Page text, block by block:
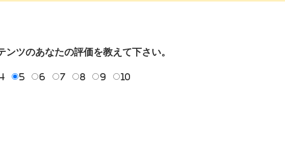
ンツのあなたの評価を教えて下さい。
5 6 7 8 9 10